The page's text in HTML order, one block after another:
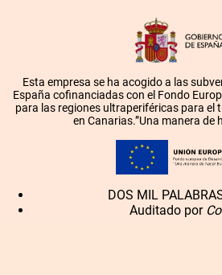
Esta empresa se ha acogido a las
España cofinanciadas con el Fondo
para las regiones ultraperiféricas para el
en Canarias.”Una manera de
DOS MIL
Auditado por